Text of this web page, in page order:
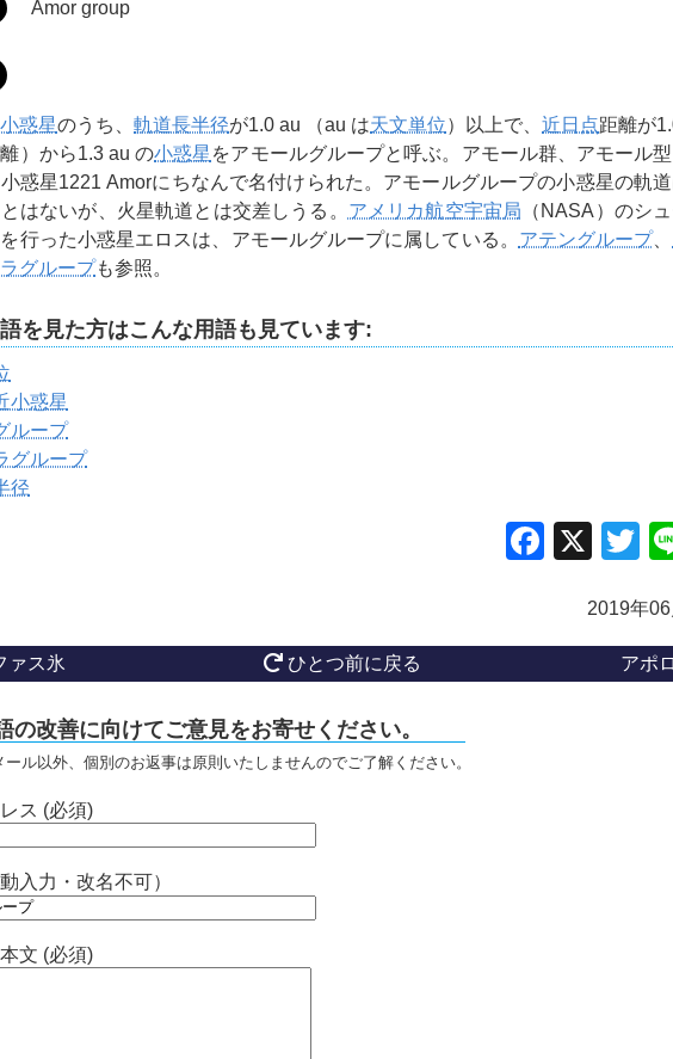
Amor group
惑星のうち、 軌道長半径が1.0 au （au は天文単位）以上で、 近日点距離が
）から1.3 au の小惑星 をアモールグループと呼ぶ。アモール群、アモール
惑星1221 Amorにちなんで名付けられた。アモールグループの小惑星の軌
はないが、火星軌道とは交差しうる。 アメリカ航空宇宙局 （NASA）のシ
行った小惑星エロスは、アモールグループに属している。 アテングループ、
グループも参照。
を見た方はこんな用語も見ています:
小惑星
ループ
グループ
径
X
2019年
ァス氷 ひとつ前に戻る アポ
の改善に向けてご意見をお寄せください。
ール以外、個別のお返事は原則いたしませんのでご了解ください。
ス (必須)
入力・改名不可）
文 (必須)